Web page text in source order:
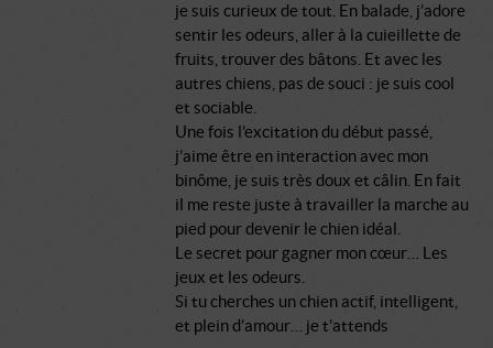
je suis curieux de tout. En balade, j’adore
sentir les odeurs, aller à la cuieillette de
fruits, trouver des bâtons. Et avec les
autres chiens, pas de souci : je suis cool
et sociable.
Une fois l’excitation du début passé,
j’aime être en interaction avec mon
binôme, je suis très doux et câlin. En fait
il me reste juste à travailler la marche au
pied pour devenir le chien idéal.
Le secret pour gagner mon cœur… Les
jeux et les odeurs.
Si tu cherches un chien actif, intelligent,
et plein d’amour… je t’attends